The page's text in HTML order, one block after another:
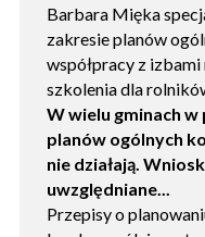
Barbara Mięka
zakresie planów
współpracy z
szkolenia dla
W wielu gminach
planów ogólnych
nie działają.
uwzględniane...
Przepisy o